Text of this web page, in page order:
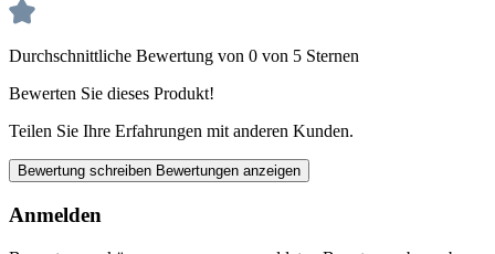
Durchschnittliche Bewertung von 0 von 5 Sternen
Bewerten Sie dieses Produkt!
Teilen Sie Ihre Erfahrungen mit anderen Kunden.
Bewertung schreiben Bewertungen anzeigen
Anmelden